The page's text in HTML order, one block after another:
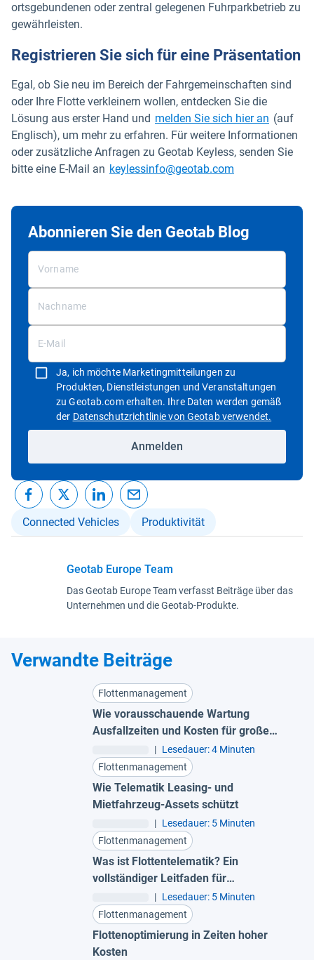
ortsgebundenen oder zentral gelegenen Fuhrparkbetrieb zu
gewährleisten.
Registrieren Sie sich für eine Präsentation
Egal, ob Sie neu im Bereich der Fahrgemeinschaften sind
oder Ihre Flotte verkleinern wollen, entdecken Sie die
Lösung aus erster Hand und melden Sie sich hier an In
(auf
Englisch), um mehr zu erfahren. Für weitere Informationen
oder zusätzliche Anfragen zu Geotab Keyless, senden Sie
bitte eine E-Mail an keylessinfo@geotab.com
Abonnieren Sie den Geotab Blog
Ja, ich möchte Marketingmitteilungen zu
Produkten, Dienstleistungen und Veranstaltungen
zu Geotab.com erhalten. Ihre Daten werden gemäß
der Datenschutzrichtlinie von Geotab verwendet.
Anmelden
Connected Vehicles Produktivität
Geotab Europe Team
Das Geotab Europe Team verfasst Beiträge über das
Unternehmen und die Geotab-Produkte.
Verwandte Beiträge
Flottenmanagement
Wie vorausschauende Wartung
Ausfallzeiten und Kosten für große
Flotten reduziert
| Lesedauer: 4 Minuten
Flottenmanagement
Wie Telematik Leasing- und
Mietfahrzeug-Assets schützt
| Lesedauer: 5 Minuten
Flottenmanagement
Was ist Flottentelematik? Ein
vollständiger Leitfaden für
Fuhrparkleiter
| Lesedauer: 5 Minuten
Flottenmanagement
Flottenoptimierung in Zeiten hoher
Kosten